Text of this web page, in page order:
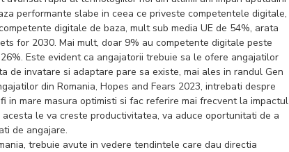
performante slabe in ceea ce priveste competentele digitale,
digitale de baza, mult sub media UE de 54%, arata
for 2030. Mai mult, doar 9% au competente digitale peste
Este evident ca angajatorii trebuie sa le ofere angajatilor
de invatare si adaptare pare sa existe, mai ales in randul Gen
din Romania, Hopes and Fears 2023, intrebati despre
in mare masura optimisti si fac referire mai frecvent la impactul
le va creste productivitatea, va aduce oportunitati de a
de angajare.
trebuie avute in vedere tendintele care dau directia